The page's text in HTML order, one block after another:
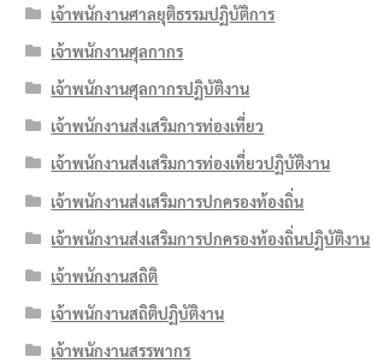
เจ้าพนักงานศาลยุติธรรมปฏิบัติการ
เจ้าพนักงานศุลกากร
เจ้าพนักงานศุลกากรปฏิบัติงาน
เจ้าพนักงานส่งเสริมการท่องเที่ยว
เจ้าพนักงานส่งเสริมการท่องเที่ยวปฏิบัติงาน
เจ้าพนักงานส่งเสริมการปกครองท้องถิ่น
เจ้าพนักงานส่งเสริมการปกครองท้องถิ่นปฏิบัติงาน
เจ้าพนักงานสถิติ
เจ้าพนักงานสถิติปฏิบัติงาน
เจ้าพนักงานสรรพากร